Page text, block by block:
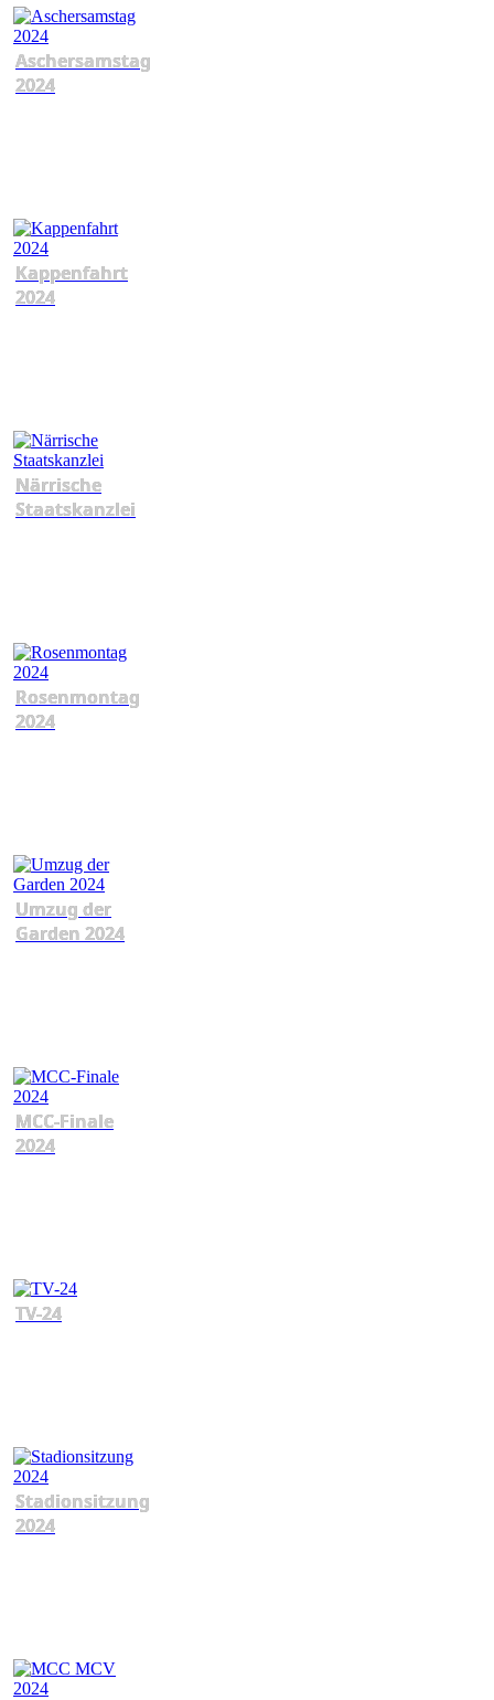
Aschersamstag
2024
Kappenfahrt
2024
Närrische
Staatskanzlei
Rosenmontag
2024
Umzug der
Garden 2024
MCC-Finale
2024
TV-24
Stadionsitzung
2024